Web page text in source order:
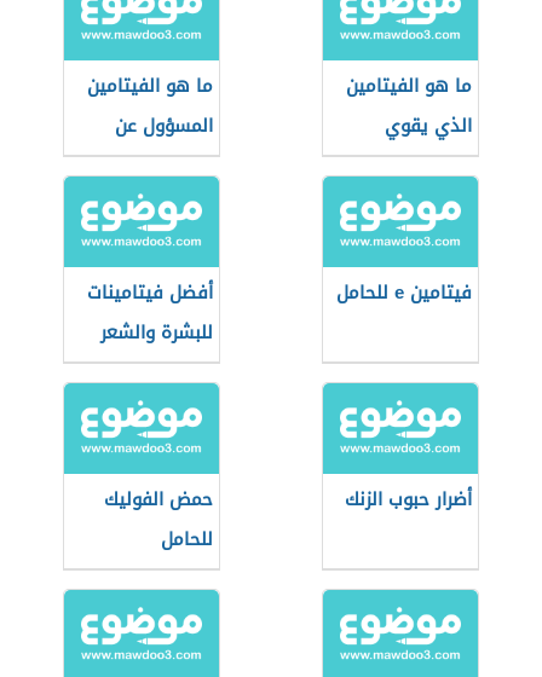
ما هو الفيتامين
الذي يقوي
الأعصاب
ما هو الفيتامين
المسؤول عن
تساقط الشعر
فيتامين e للحامل
أفضل فيتامينات
للبشرة والشعر
والأظافر
أضرار حبوب الزنك
حمض الفوليك
للحامل